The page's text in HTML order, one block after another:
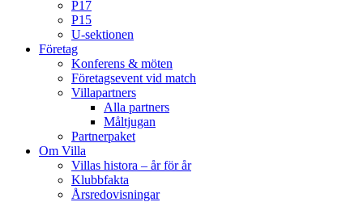
P17
P15
U-sektionen
Företag
Konferens & möten
Företagsevent vid match
Villapartners
Alla partners
Måltjugan
Partnerpaket
Om Villa
Villas histora – år för år
Klubbfakta
Årsredovisningar